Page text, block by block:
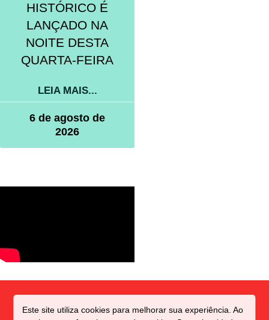
Este site utiliza cookies para melhorar sua experiência. Ao
HISTÓRICO É
LANÇADO NA
NOITE DESTA
QUARTA-FEIRA
LEIA MAIS...
6 de agosto de
2026